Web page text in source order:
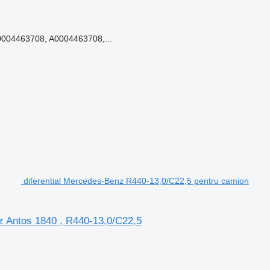
A0004463708,...
diferential Mercedes-Benz R440-13,0/C22,5 pentru camion
Antos 1840 , R440-13,0/C22,5